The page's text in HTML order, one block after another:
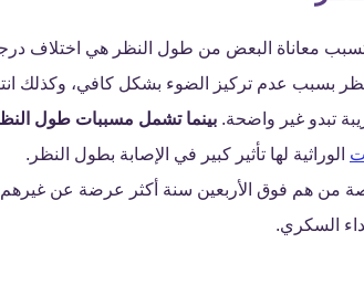
تسبب معاناة البعض من طول النظر هي اختلاف
بسبب عدم تركيز الضوء بشكل كافي، وكذلك
تبدو غير واضحة. بينما تشمل مسببات طول
الوراثية لها تأثير كبير في الإصابة بطول النظر.
من هم فوق الأربعين سنة أكثر عرضة عن غيرهم
السكري.